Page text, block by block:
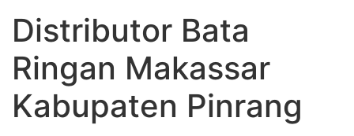
Distributor Bata
Ringan Makassar
Kabupaten Pinrang